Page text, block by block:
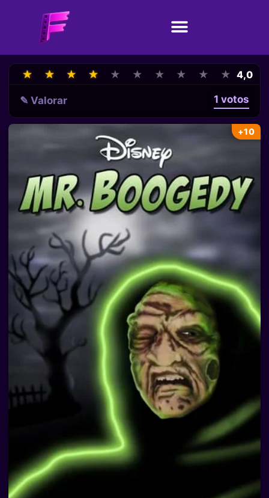
★
★ ★
★ ★
★ ★
★ ★
★ ★
★ ★
★ ★
★ ★
★ ★
★ 4,0
✎ Valorar 1 votos
+10